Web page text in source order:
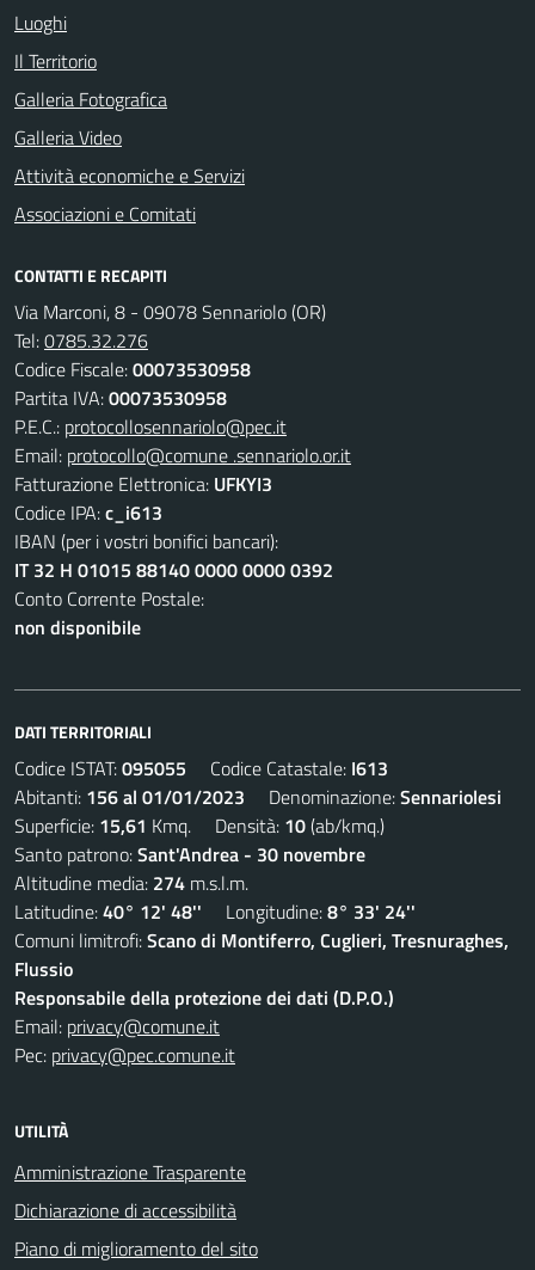
Luoghi
Il Territorio
Galleria Fotografica
Galleria Video
Attività economiche e Servizi
Associazioni e Comitati
CONTATTI E RECAPITI
Via Marconi, 8 - 09078 Sennariolo (OR)
Tel:0785.32.276
Codice Fiscale:00073530958
Partita IVA:00073530958
P.E.C.: protocollosennariolo@pec.it
Email: protocollo@comune .sennariolo.or.it
Fatturazione Elettronica: UFKYI3
Codice IPA:c_i613
IBAN (per i vostri bonifici bancari):
IT 32 H 01015 88140 0000 0000 0392
Conto Corrente Postale:
non disponibile
DATI TERRITORIALI
Codice ISTAT:095055 Codice Catastale: I613
Abitanti: 156 al 01/01/2023 Denominazione:Sennariolesi
Superficie: 15,61 Kmq. Densità: 10(ab/kmq.)
Santo patrono:Sant'Andrea - 30 novembre
Altitudine media: 274 m.s.l.m.
Latitudine:40° 12' 48'' Longitudine:8° 33' 24''
Comuni limitrofi:Scano di Montiferro, Cuglieri, Tresnuraghes,
Flussio
Responsabile della protezione dei dati (D.P.O.)
Email: privacy@comune.it
Pec: privacy@pec.comune.it
UTILITÀ
Amministrazione Trasparente
Dichiarazione di accessibilità
Piano di miglioramento del sito